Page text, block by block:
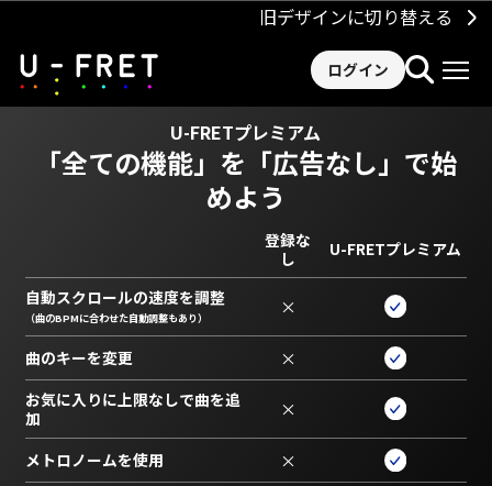
旧デザインに切り替える
ログイン
U-FRETプレミアム
「全ての機能」を 「広告なし」で始
めよう
登録な
し
U-FRETプレミアム
自動スクロールの速度を調整
（曲のBPMに合わせた自動調整もあり） ×
曲のキーを変更 ×
お気に入りに上限なしで曲を追
加
×
メトロノームを使用 ×